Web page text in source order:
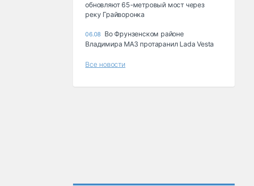
обновляют 65-метровый мост через
реку Грайворонка
06.08 Во Фрунзенском районе
Владимира МАЗ протаранил Lada Vesta
Все новости